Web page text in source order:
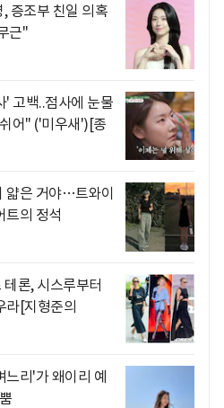
증조부 친일 의혹
근"
' 고백..점사에 눈물
어" ('미우새')[종
얇은 거야…트와이
트의 정석
론, 시스루부터
라[지형준의
느리'가 왜이리 예